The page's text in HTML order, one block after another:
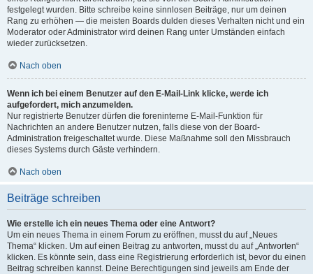
festgelegt wurden. Bitte schreibe keine sinnlosen Beiträge, nur um deinen
Rang zu erhöhen — die meisten Boards dulden dieses Verhalten nicht und ein
Moderator oder Administrator wird deinen Rang unter Umständen einfach
wieder zurücksetzen.
Nach oben
Wenn ich bei einem Benutzer auf den E-Mail-Link klicke, werde ich
aufgefordert, mich anzumelden.
Nur registrierte Benutzer dürfen die foreninterne E-Mail-Funktion für
Nachrichten an andere Benutzer nutzen, falls diese von der Board-
Administration freigeschaltet wurde. Diese Maßnahme soll den Missbrauch
dieses Systems durch Gäste verhindern.
Nach oben
Beiträge schreiben
Wie erstelle ich ein neues Thema oder eine Antwort?
Um ein neues Thema in einem Forum zu eröffnen, musst du auf „Neues
Thema“ klicken. Um auf einen Beitrag zu antworten, musst du auf „Antworten“
klicken. Es könnte sein, dass eine Registrierung erforderlich ist, bevor du einen
Beitrag schreiben kannst. Deine Berechtigungen sind jeweils am Ende der